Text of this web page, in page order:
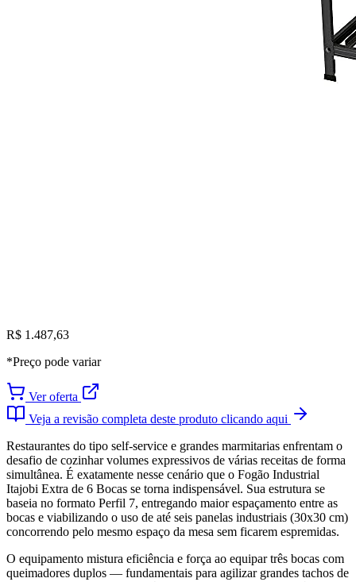
R$ 1.487,63
*Preço pode variar
Ver oferta
Veja a revisão completa deste produto clicando aqui
Restaurantes do tipo self-service e grandes marmitarias enfrentam o
desafio de cozinhar volumes expressivos de várias receitas de forma
simultânea. É exatamente nesse cenário que o Fogão Industrial
Itajobi Extra de 6 Bocas se torna indispensável. Sua estrutura se
baseia no formato Perfil 7, entregando maior espaçamento entre as
bocas e viabilizando o uso de até seis panelas industriais (30x30 cm)
concorrendo pelo mesmo espaço da mesa sem ficarem espremidas.
O equipamento mistura eficiência e força ao equipar três bocas com
queimadores duplos — fundamentais para agilizar grandes tachos de